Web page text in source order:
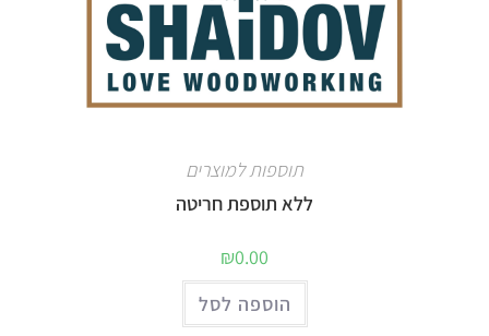
תוספות למוצרים
ללא תוספת חריטה
₪0.00
הוספה לסל